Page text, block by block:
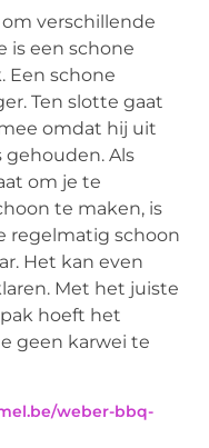
verschillende
is een schone
Een schone
Ten slotte gaat
omdat hij uit
Als
om je te
te maken, is
regelmatig schoon
Het kan even
Met het juiste
hoeft het
geen karwei te
weber-bbq-